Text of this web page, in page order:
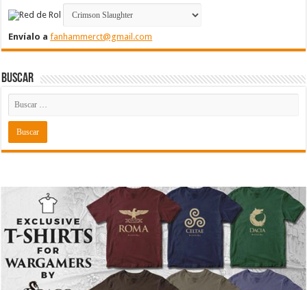
Envíalo afanhammerct@gmail.com
Buscar